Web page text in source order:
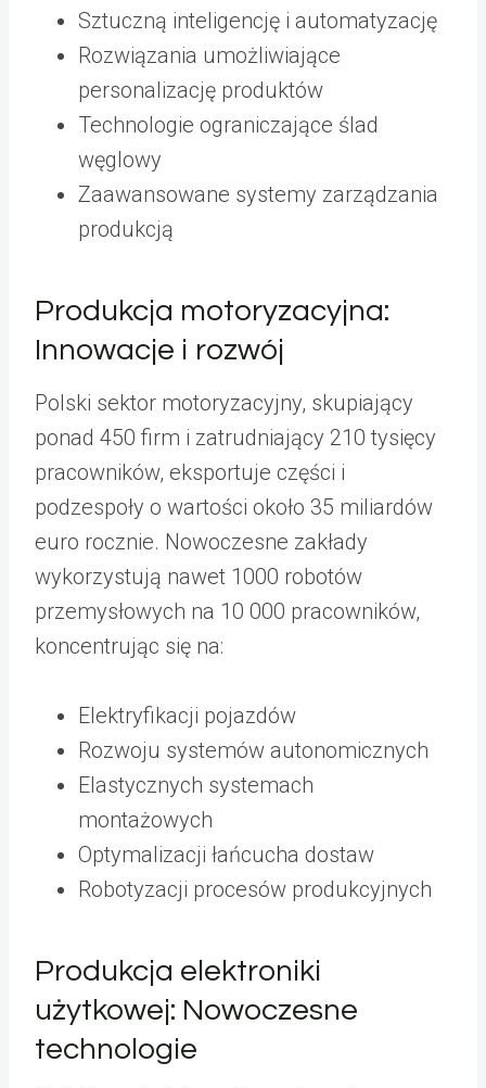
Sztuczną inteligencję i automatyzację
Rozwiązania umożliwiające
personalizację produktów
Technologie ograniczające ślad
węglowy
Zaawansowane systemy zarządzania
produkcją
Produkcja motoryzacyjna:
Innowacje i rozwój
Polski sektor motoryzacyjny, skupiający
ponad 450 firm i zatrudniający 210 tysięcy
pracowników, eksportuje części i
podzespoły o wartości około 35 miliardów
euro rocznie. Nowoczesne zakłady
wykorzystują nawet 1000 robotów
przemysłowych na 10 000 pracowników,
koncentrując się na:
Elektryfikacji pojazdów
Rozwoju systemów autonomicznych
Elastycznych systemach
montażowych
Optymalizacji łańcucha dostaw
Robotyzacji procesów produkcyjnych
Produkcja elektroniki
użytkowej: Nowoczesne
technologie